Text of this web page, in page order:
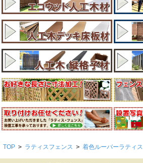
TOP > ラティスフェンス > 着色ルーバーラティス